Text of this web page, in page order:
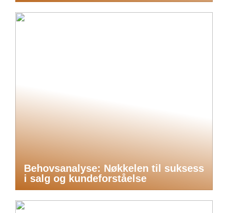
Behovsanalyse: Nøkkelen til suksess
i salg og kundeforståelse